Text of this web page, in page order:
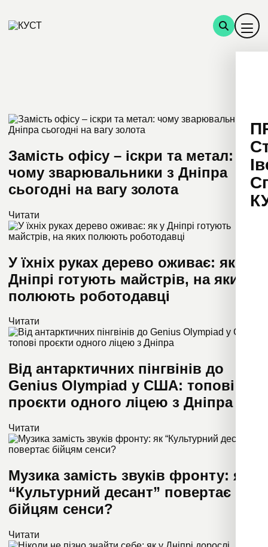
Замість офісу – іскри та метал:
чому зварювальники з Дніпра
сьогодні на вагу золота
Читати
У їхніх руках дерево оживає: як у
Дніпрі готують майстрів, на яких
полюють роботодавці
Читати
Від антарктичних пінгвінів до
Genius Olympiad у США: топові
проєкти одного ліцею з Дніпра
Читати
Музика замість звуків фронту: як
“Культурний десант” повертає
бійцям сенси?
Читати